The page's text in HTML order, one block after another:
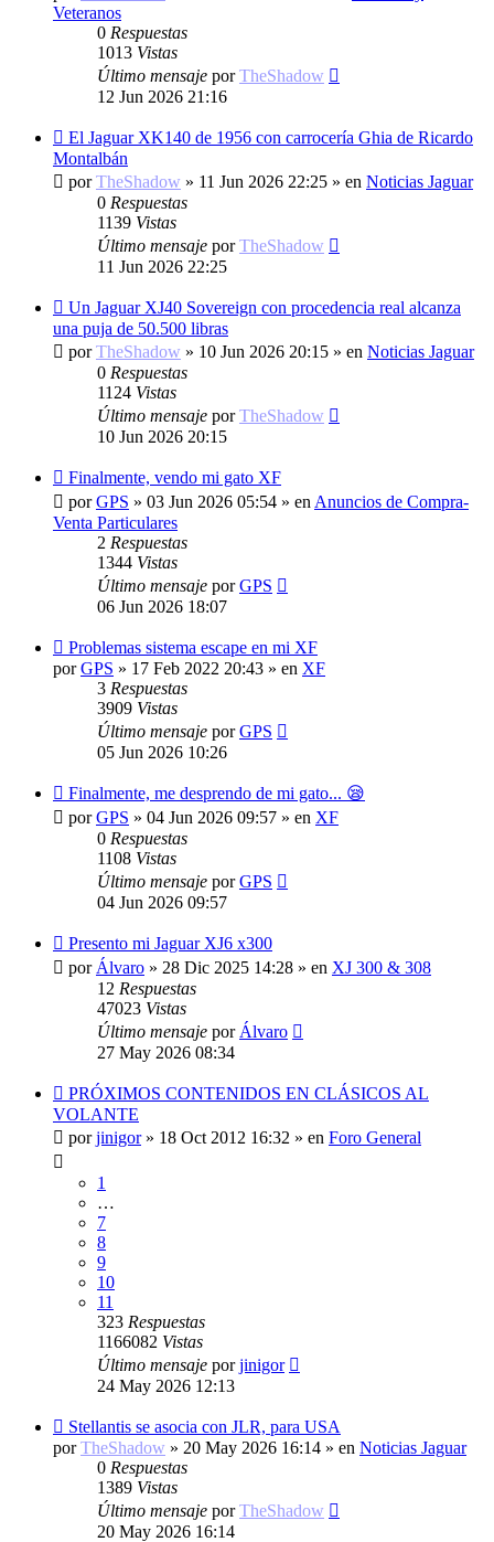
Veteranos
0 Respuestas
1013 Vistas
Último mensaje porTheShadow
12 Jun 2026 21:16
Nuevo
mensaje
El Jaguar XK140 de 1956 con carrocería Ghia de Ricardo
Montalbán
porTheShadow » 11 Jun 2026 22:25 » en Noticias Jaguar
0 Respuestas
1139 Vistas
Último mensaje porTheShadow
11 Jun 2026 22:25
Nuevo
mensaje
Un Jaguar XJ40 Sovereign con procedencia real alcanza
una puja de 50.500 libras
porTheShadow » 10 Jun 2026 20:15 » en Noticias Jaguar
0 Respuestas
1124 Vistas
Último mensaje porTheShadow
10 Jun 2026 20:15
Nuevo
mensaje
Finalmente, vendo mi gato XF
porGPS » 03 Jun 2026 05:54 » en Anuncios de Compra-
Venta Particulares
2 Respuestas
1344 Vistas
Último mensaje porGPS
06 Jun 2026 18:07
Nuevo
mensaje
Problemas sistema escape en mi XF
porGPS » 17 Feb 2022 20:43 » en XF
3 Respuestas
3909 Vistas
Último mensaje porGPS
05 Jun 2026 10:26
Nuevo
mensaje
Finalmente, me desprendo de mi gato... 😪
porGPS » 04 Jun 2026 09:57 » en XF
0 Respuestas
1108 Vistas
Último mensaje porGPS
04 Jun 2026 09:57
Nuevo
mensaje
Presento mi Jaguar XJ6 x300
por Álvaro » 28 Dic 2025 14:28 » en XJ 300 & 308
12 Respuestas
47023 Vistas
Último mensaje por Álvaro
27 May 2026 08:34
Nuevo
mensaje
PRÓXIMOS CONTENIDOS EN CLÁSICOS AL
VOLANTE
porjinigor» 18 Oct 2012 16:32 » en Foro General
1
…
7
8
9
10
11
323 Respuestas
1166082 Vistas
Último mensaje porjinigor
24 May 2026 12:13
Nuevo
mensaje
Stellantis se asocia con JLR, para USA
porTheShadow » 20 May 2026 16:14 » en Noticias Jaguar
0 Respuestas
1389 Vistas
Último mensaje porTheShadow
20 May 2026 16:14